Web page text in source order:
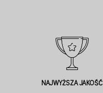
NAJWYŻSZA JAKOŚĆ